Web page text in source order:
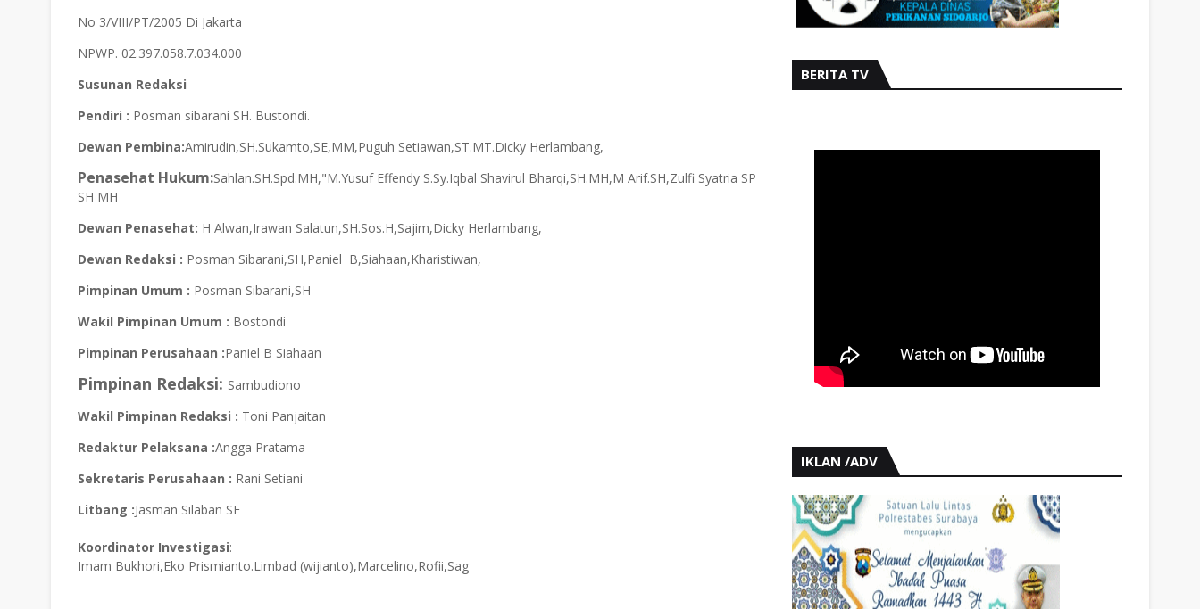
No 3/VIII/PT/2005 Di Jakarta
NPWP. 02.397.058.7.034.000
Susunan Redaksi
Pendiri : Posman sibarani SH. Bustondi.
Dewan Pembina:Amirudin,SH.Sukamto,SE,MM,Puguh Setiawan,ST.MT.Dicky Herlambang,
Penasehat Hukum:Sahlan.SH.Spd.MH,"M.Yusuf Effendy S.Sy.Iqbal Shavirul Bharqi,SH.MH,M Arif.SH,Zulfi Syatria SP
SH MH
Dewan Penasehat: H Alwan,Irawan Salatun,SH.Sos.H,Sajim,Dicky Herlambang,
Dewan Redaksi : Posman Sibarani,SH,Paniel B,Siahaan,Kharistiwan,
Pimpinan Umum : Posman Sibarani,SH
Wakil Pimpinan Umum : Bostondi
Pimpinan Perusahaan :Paniel B Siahaan
Pimpinan Redaksi: Sambudiono
Wakil Pimpinan Redaksi : Toni Panjaitan
Redaktur Pelaksana :Angga Pratama
Sekretaris Perusahaan : Rani Setiani
Litbang :Jasman Silaban SE
Koordinator Investigasi:
Imam Bukhori,Eko Prismianto.Limbad (wijianto),Marcelino,Rofii,Sag
BERITA TV
IKLAN /ADV